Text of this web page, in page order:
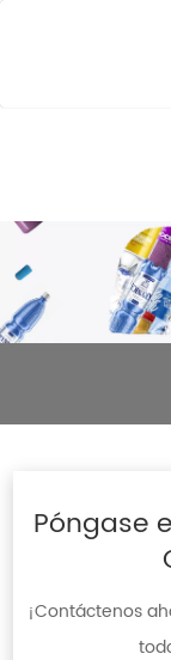
Póngase
¡Contáctenos